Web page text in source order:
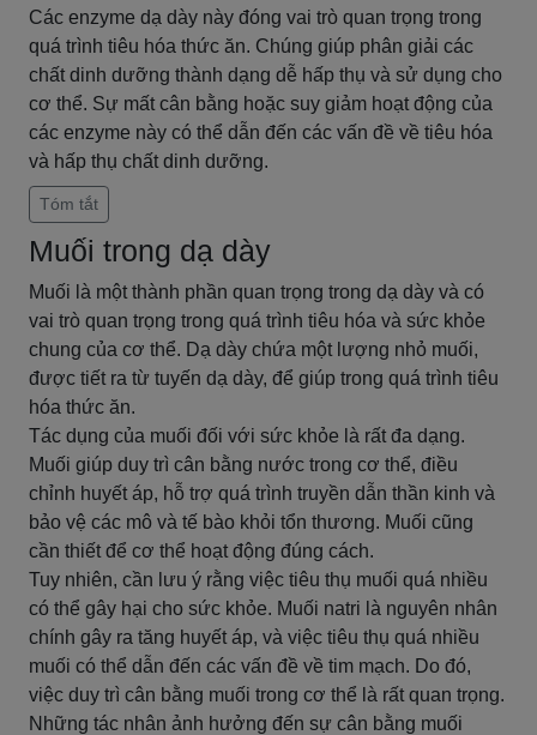
Các enzyme dạ dày này đóng vai trò quan trọng trong
quá trình tiêu hóa thức ăn. Chúng giúp phân giải các
chất dinh dưỡng thành dạng dễ hấp thụ và sử dụng cho
cơ thể. Sự mất cân bằng hoặc suy giảm hoạt động của
các enzyme này có thể dẫn đến các vấn đề về tiêu hóa
và hấp thụ chất dinh dưỡng.
Tóm tắt
Muối trong dạ dày
Muối là một thành phần quan trọng trong dạ dày và có
vai trò quan trọng trong quá trình tiêu hóa và sức khỏe
chung của cơ thể. Dạ dày chứa một lượng nhỏ muối,
được tiết ra từ tuyến dạ dày, để giúp trong quá trình tiêu
hóa thức ăn.
Tác dụng của muối đối với sức khỏe là rất đa dạng.
Muối giúp duy trì cân bằng nước trong cơ thể, điều
chỉnh huyết áp, hỗ trợ quá trình truyền dẫn thần kinh và
bảo vệ các mô và tế bào khỏi tổn thương. Muối cũng
cần thiết để cơ thể hoạt động đúng cách.
Tuy nhiên, cần lưu ý rằng việc tiêu thụ muối quá nhiều
có thể gây hại cho sức khỏe. Muối natri là nguyên nhân
chính gây ra tăng huyết áp, và việc tiêu thụ quá nhiều
muối có thể dẫn đến các vấn đề về tim mạch. Do đó,
việc duy trì cân bằng muối trong cơ thể là rất quan trọng.
Những tác nhân ảnh hưởng đến sự cân bằng muối